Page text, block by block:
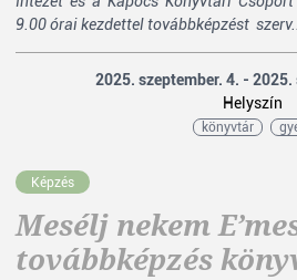
9.00 órai kezdettel továbbképzést szerv...
2025. szeptember. 4. - 2025.
Helyszín
könyvtár
Képzés
Mesélj nekem
továbbképzés